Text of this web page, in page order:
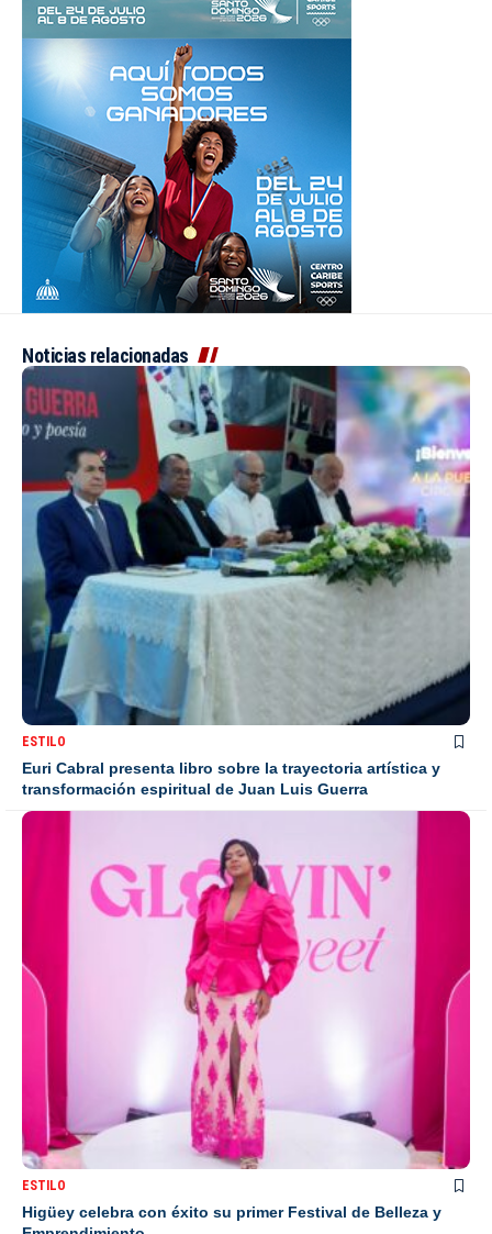
Noticias relacionadas
ESTILO
Euri Cabral presenta libro sobre la trayectoria artística y
transformación espiritual de Juan Luis Guerra
ESTILO
Higüey celebra con éxito su primer Festival de Belleza y